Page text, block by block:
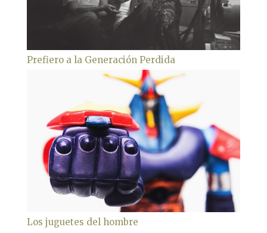
Prefiero a la Generación Perdida
Los juguetes del hombre